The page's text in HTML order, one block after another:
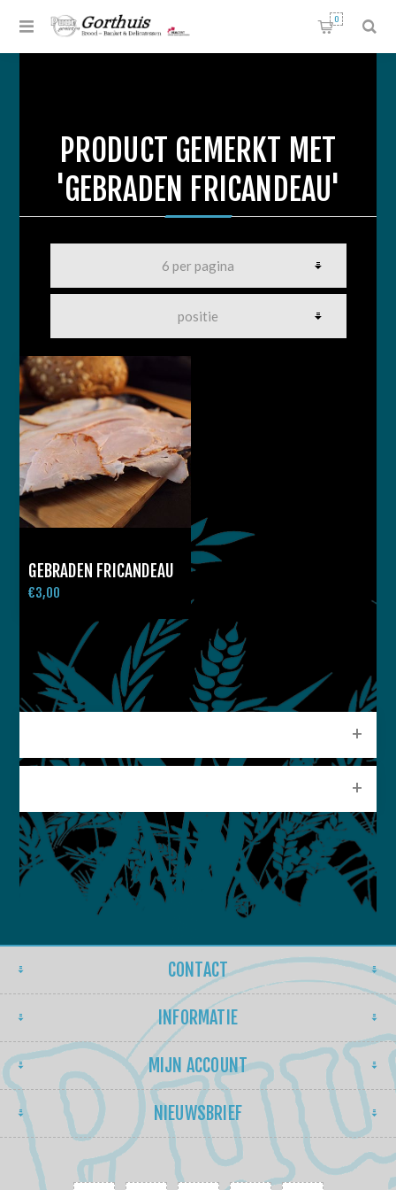
0
PRODUCT GEMERKT MET
'GEBRADEN FRICANDEAU'
GEBRADEN FRICANDEAU
€3,00
CONTACT
INFORMATIE
MIJN ACCOUNT
NIEUWSBRIEF